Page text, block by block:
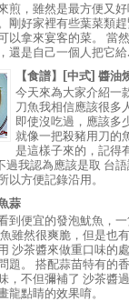
煎，雖然是最方便又
剛好家裡有些葉菜類
以拿來宴客的菜。 當
還是自己一個人把它給
【食譜】[中式] 醬油
今天來為大家介紹一
刀魚我相信應該很多
即使沒吃過，應該多
就像一把殺豬用刀的
是這樣子來的，記得
過我認為應該是取 台
以方便記錄沿用。
蒜
到便宜的發泡魷魚，
雖然很爽脆，但是也
沙茶醬來做重口味的
題。 搭配蒜苗特有的
，不但彌補了 沙茶醬
龍點睛的效果唷。